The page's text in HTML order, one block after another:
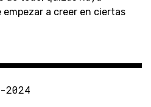
a creer en ciertas